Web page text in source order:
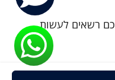
רשאים לעשות